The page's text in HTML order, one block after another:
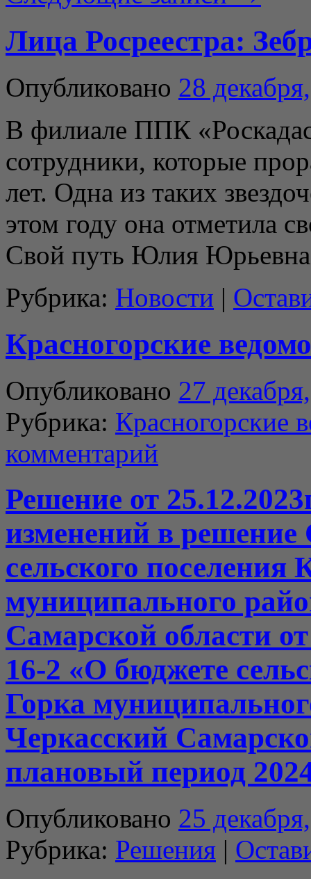
Лица Росреестра:
Опубликовано 28
В филиале ППК
сотрудники, которые
лет. Одна из таких
этом году она отметила
Свой путь Юлия
Рубрика: Новости |
Красногорские
Опубликовано 27
Рубрика: Красногорские
комментарий
Решение от
изменений в решение
сельского поселения
муниципального
Самарской области
16-2 «О бюджете
Горка
Черкасский
плановый период
Опубликовано 25
Рубрика: Решения |